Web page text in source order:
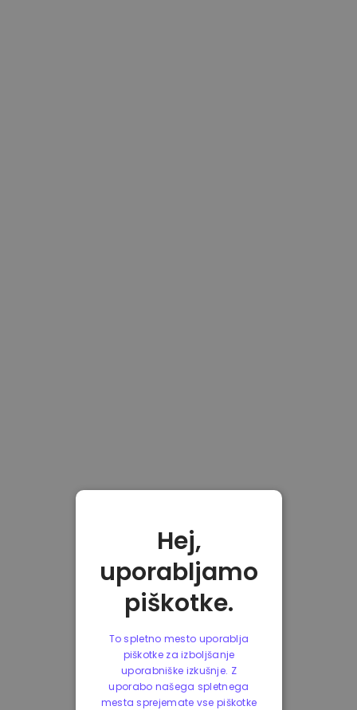
Hej,
uporabljamo
piškotke.
To spletno mesto uporablja
piškotke za izboljšanje
uporabniške izkušnje. Z
uporabo našega spletnega
mesta sprejemate vse piškotke